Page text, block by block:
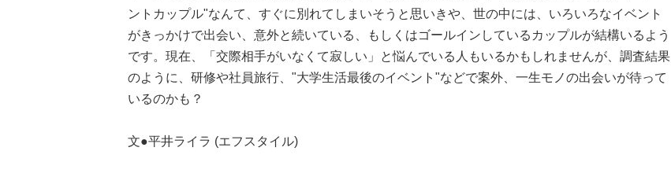
ントカップル"なんて、すぐに別れてしまいそうと思いきや、世の中には、いろいろなイベント
がきっかけで出会い、意外と続いている、もしくはゴールインしているカップルが結構いるよう
です。現在、「交際相手がいなくて寂しい」と悩んでいる人もいるかもしれませんが、調査結果
のように、研修や社員旅行、"大学生活最後のイベント"などで案外、一生モノの出会いが待って
いるのかも？
文●平井ライラ (エフスタイル)